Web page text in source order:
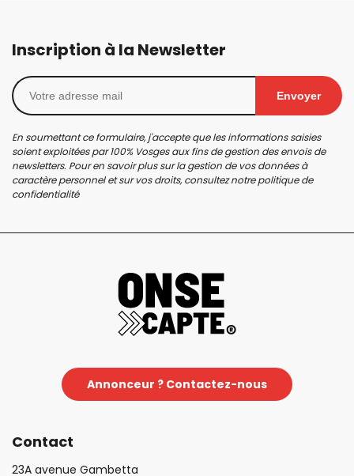
Inscription à la Newsletter
Envoyer
En soumettant ce formulaire, j'accepte que les informations saisies
soient exploitées par 100% Vosges aux fins de gestion des envois de
newsletters. Pour en savoir plus sur la gestion de vos données à
caractère personnel et sur vos droits, consultez notrepolitique de
confidentialité
Annonceur ? Contactez-nous
Contact
23A avenue Gambetta